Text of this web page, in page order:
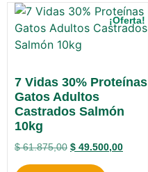
¡Oferta!
7 Vidas 30% Proteínas
Gatos Adultos
Castrados Salmón
10kg
$61.875,00 $ 49.500,00